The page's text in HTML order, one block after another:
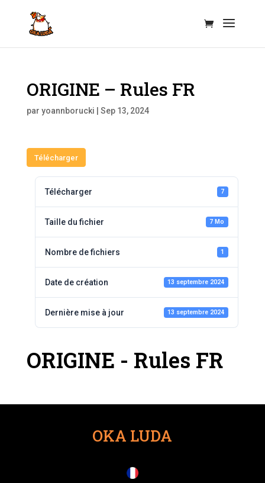
ORIGINE – Rules FR
par yoannborucki Sep 13, 2024
Télécharger
Télécharger 7
Taille du fichier 7 Mo
Nombre de fichiers 1
Date de création 13 septembre 2024
Dernière mise à jour 13 septembre 2024
ORIGINE - Rules FR
OKA LUDA